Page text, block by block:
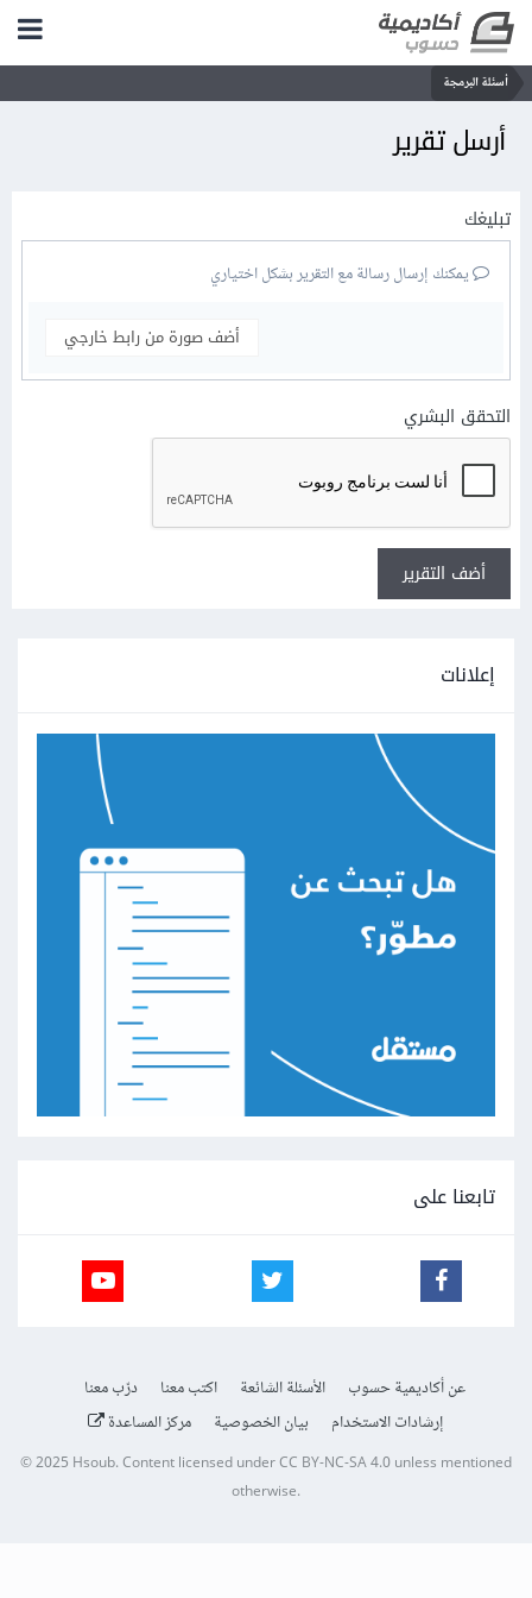
أسئلة البرمجة
أرسل تقرير
تبليغك
يمكنك إرسال رسالة مع التقرير بشكل اختياري
أضف صورة من رابط خارجي
التحقق البشري
أضف التقرير
إعلانات
تابعنا على
عن أكاديمية حسوب الأسئلة الشائعة اكتب معنا
درّب معنا
إرشادات الاستخدام
بيان الخصوصية مركز المساعدة
© 2025 Hsoub.Content licensed underCC BY-NC-SA 4.0unless mentioned
otherwise.